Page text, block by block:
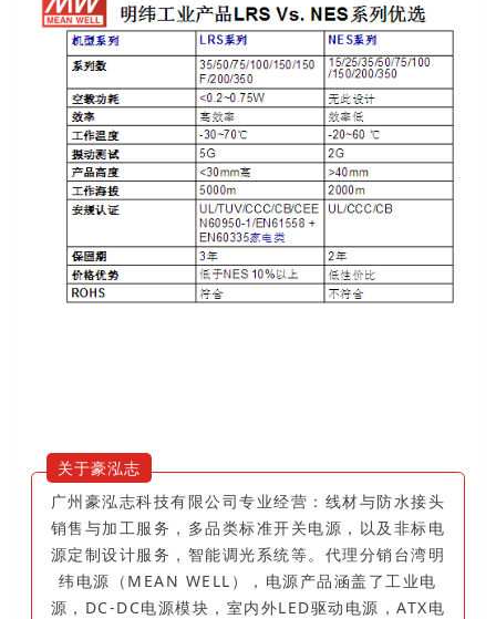
关于豪泓志
广州豪泓志科技有限公司专业经营：线材与防水接头
销售与加工服务，多品类标准开关电源，以及非标电
源定制设计服务，智能调光系统等。代理分销台湾明
纬电源（MEAN WELL），电源产品涵盖了工业电
源，DC-DC电源模块，室内外LED驱动电源，ATX电